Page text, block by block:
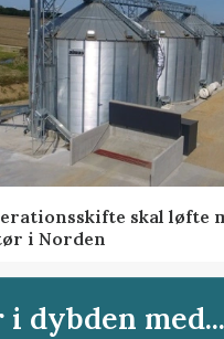
skal løfte
i Norden
i dybden med...